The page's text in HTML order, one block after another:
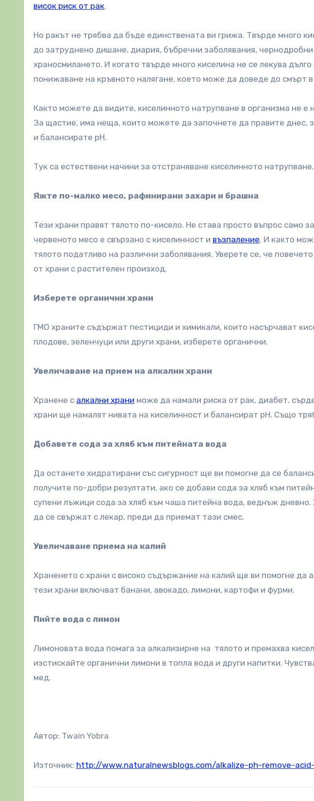
висок риск от рак.
Но ракът не трябва да бъде единствената ви грижа. Твърде много
до затруднено дишане, диария, бъбречни заболявания,
храносмилането. И когато твърде много киселина не се лекува
понижаване на кръвното налягане, което може да доведе до смърт в
Както можете да видите, киселинното натрупване в организма не е
За щастие, има неща, които можете да започнете да правите днес,
и балансирате рН.
Тук са естествени начини за отстраняване киселинното натрупване.
Яжте по-малко месо, рафинирани захари и брашна
Тези храни правят тялото по-кисело. Не става просто въпрос само
червеното месо е свързано с киселинност и възпаление. И както
тялото податливо на различни заболявания. Уверете се, че
от храни с растителен произход.
Изберете органични храни
ГМО храните съдържат пестициди и химикали, които насърчават
плодове, зеленчуци или други храни, изберете органични.
Увеличаване на прием на алкални храни
Хранене с алкални храни може да намали риска от рак, диабет,
храни ще намалят нивата на киселинност и балансират рН. Също
Добавете сода за хляб към питейната вода
Да останете хидратирани със сигурност ще ви помогне да се
получите по-добри резултати, ако се добави сода за хляб към
супени лъжици сода за хляб към чаша питейна вода, веднъж
да се свържат с лекар, преди да приемат тази смес.
Увеличаване приема на калий
Храненето с храни с високо съдържание на калий ще ви помогне да
тези храни включват банани, авокадо, лимони, картофи и фурми.
Пийте вода с лимон
Лимоновата вода помага за алкализирне на тялото и премахва
изстискайте органични лимони в топла вода и други напитки.
мед.
Автор: Twain Yobra
Източник: http://www.naturalnewsblogs.com/alkalize-ph-remove-